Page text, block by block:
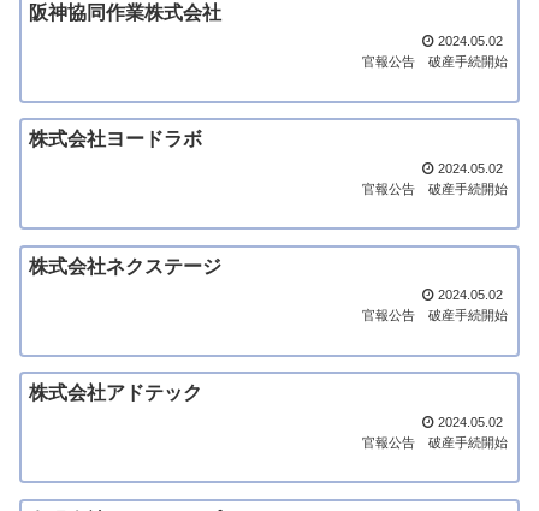
阪神協同作業株式会社
2024.05.02
官報公告
破産手続開始
株式会社ヨードラボ
2024.05.02
官報公告
破産手続開始
株式会社ネクステージ
2024.05.02
官報公告
破産手続開始
株式会社アドテック
2024.05.02
官報公告
破産手続開始